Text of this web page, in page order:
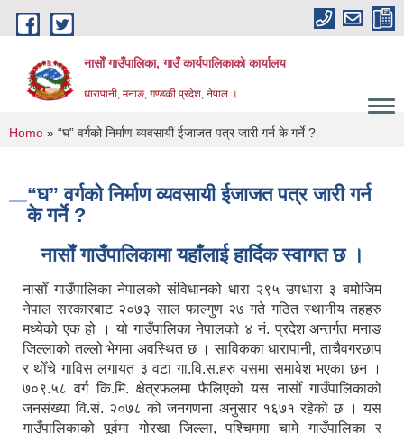
Skip to main content
नासाेँ गाउँपालिका, गाउँ कार्यपालिकाकाे कार्यालय
धारापानी, मनाङ, गण्डकी प्रदेश, नेपाल ।
You are here
Home » “घ” वर्गको निर्माण व्यवसायी ईजाजत पत्र जारी गर्न के गर्ने ?
“घ” वर्गको निर्माण व्यवसायी ईजाजत पत्र जारी गर्न
के गर्ने ?
नासाेँ गाउँपालिकामा यहाँलाई हार्दिक स्वागत छ ।
नासोँ गाउँपालिका नेपालको संविधानको धारा २९५ उपधारा ३ बमोजिम
नेपाल सरकारबाट २०७३ साल फाल्गुण २७ गते गठित स्थानीय तहहरु
मध्येको एक हो । यो गाउँपालिका नेपालको ४ नं. प्रदेश अन्तर्गत मनाङ
जिल्लाको तल्लो भेगमा अवस्थित छ । साविकका धारापानी‚ ताचैवगरछाप
र थोँचे गाविस लगायत ३ वटा गा.वि.स.हरु यसमा समावेश भएका छन ।
७०९.५८ वर्ग कि.मि. क्षेत्रफलमा फैलिएको यस नासोँ गाउँपालिकाको
जनसंख्या वि.सं. २०७८ को जनगणना अनुसार १६७१ रहेको छ । यस
गाउँपालिकाको पूर्वमा गोरखा जिल्ला, पश्चिममा चामे गाउँपालिका र